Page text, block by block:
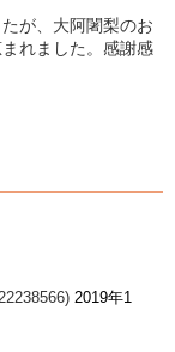
が、大阿闍梨のお
れました。感謝感
2019年1